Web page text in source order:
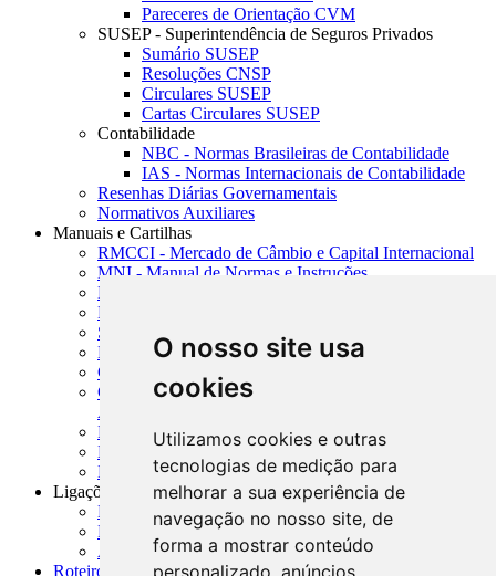
O nosso site usa
cookies
Utilizamos cookies e outras
tecnologias de medição para
melhorar a sua experiência de
navegação no nosso site, de
forma a mostrar conteúdo
personalizado, anúncios
Pareceres de Orientação CVM
SUSEP - Superintendência de Seguros Privados
Sumário SUSEP
Resoluções CNSP
Circulares SUSEP
Cartas Circulares SUSEP
Contabilidade
NBC - Normas Brasileiras de Contabilidade
IAS - Normas Internacionais de Contabilidade
Resenhas Diárias Governamentais
Normativos Auxiliares
Manuais e Cartilhas
RMCCI - Mercado de Câmbio e Capital Internacional
MNI - Manual de Normas e Instruções
MTVM - Manual de Títulos e Valores Mobiliários
MCR - Manual de Crédito Rural
SISORF - Manual de Organização do SFN
MASUP - Manual de Supervisão Bancária
CADOC - Catálogo de Documentos
CNAE-CONCLA - Classificação Nacional de
Atividades Econômicas
PMF - Cartilhas do BCB
Manuais Auxiliares do BCB e Cosif-e
Resenhas Diárias Governamentais
Ligações Externas
Links Úteis
Presidência da República
Agências Nacionais Reguladoras
Roteiros para Estudos